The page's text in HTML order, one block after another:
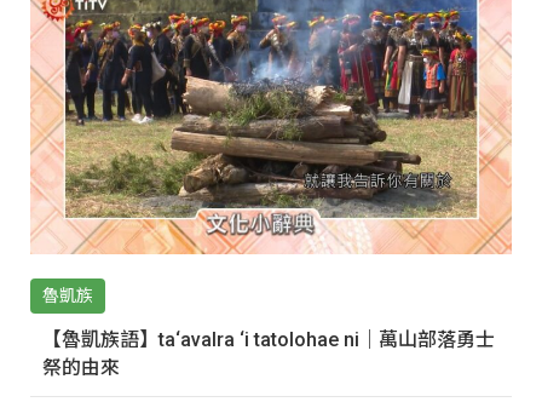
魯凱族
【魯凱族語】ta‘avalra ‘i tatolohae ni｜萬山部落勇士
祭的由來